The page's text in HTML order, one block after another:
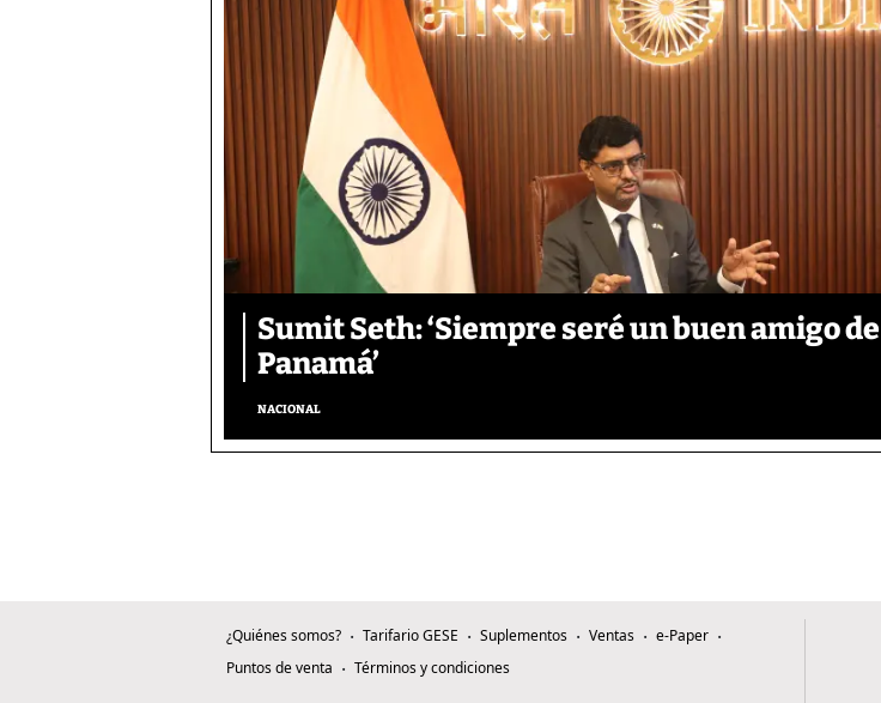
Sumit Seth: ‘Siempre seré un buen amigo de
Panamá’
NACIONAL
¿Quiénes somos? Tarifario GESE Suplementos Ventas
e-Paper
Puntos de venta
Términos y condiciones